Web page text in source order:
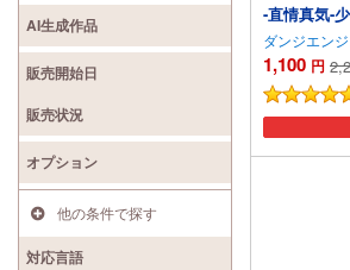
-直情真気-
ダンジエン
1,100 円
AI生成作品
販売開始日
販売状況
オプション
他の条件で探す
対応言語